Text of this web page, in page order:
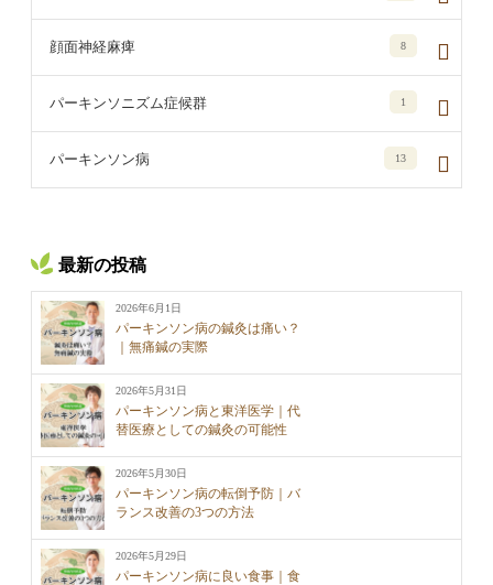
顔面神経麻痺 8
パーキンソニズム症候群 1
パーキンソン病 13
最新の投稿
2026年6月1日
パーキンソン病の鍼灸は痛い？
｜無痛鍼の実際
2026年5月31日
パーキンソン病と東洋医学｜代
替医療としての鍼灸の可能性
2026年5月30日
パーキンソン病の転倒予防｜バ
ランス改善の3つの方法
2026年5月29日
パーキンソン病に良い食事｜食